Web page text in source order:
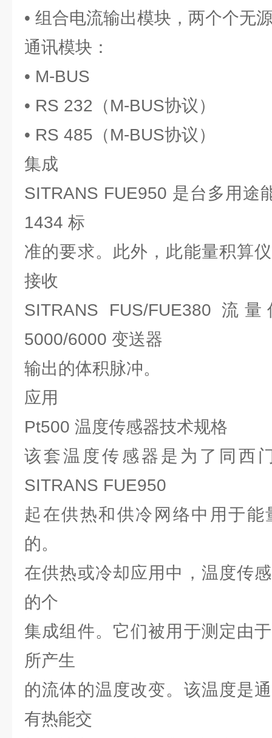
• 组合电流输出模块，两个个无
通讯模块：
• M-BUS
• RS 232（M-BUS协议）
• RS 485（M-BUS协议）
集成
SITRANS FUE950 是台多用途
1434 标
准的要求。此外，此能量积算
接收
SITRANS FUS/FUE380 流
5000/6000 变送器
输出的体积脉冲。
应用
Pt500 温度传感器技术规格
该套温度传感器是为了同西
SITRANS FUE950
起在供热和供冷网络中用于
的。
在供热或冷却应用中，温度传
的个
集成组件。它们被用于测定由
所产生
的流体的温度改变。该温度是
有热能交